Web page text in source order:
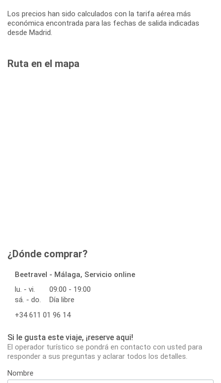
Los precios han sido calculados con la tarifa aérea más
económica encontrada para las fechas de salida indicadas
desde Madrid.
Ruta en el mapa
¿Dónde comprar?
Beetravel - Málaga, Servicio online
lu. - vi.
09:00 - 19:00
sá. - do.
Día libre
+34 611 01 96 14
Si le gusta este viaje, ¡reserve aqui!
El operador turístico se pondrá en contacto con usted para
responder a sus preguntas y aclarar todos los detalles.
Nombre